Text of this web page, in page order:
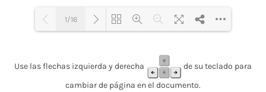
Loading PDF 40% ...
1/16
Use las flechas izquierda y derecha
de su teclado para
cambiar de página en el documento.